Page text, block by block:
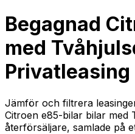
Begagnad
med
Privatleasing
Jämför och filtrera
Citroen e85-bilar bilar med
återförsäljare, samlade på